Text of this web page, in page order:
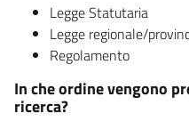
Legge Statutaria
Legge regionale/
Regolamento
In che ordine vengono
ricerca?